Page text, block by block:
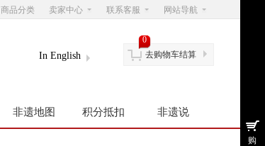
商品分类 卖家中心 联系客服 网站导航
In English 去购物车结算
0
非遗地图 积分抵扣 非遗说
购